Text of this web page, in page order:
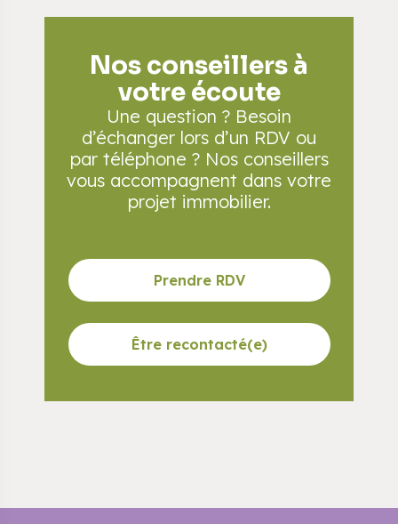
Nos conseillers à
votre écoute
Une question ? Besoin
d’échanger lors d’un RDV ou
par téléphone ? Nos conseillers
vous accompagnent dans votre
projet immobilier.
Prendre RDV
Être recontacté(e)